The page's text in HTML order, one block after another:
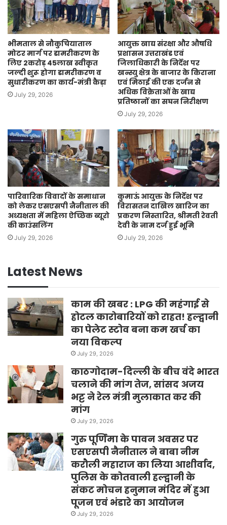
भीमताल से नौकुचियाताल
मोटर मार्ग पर डामरीकरण के
लिए 2करोड़ 45लाख स्वीकृत
जल्दी शुरू होगा डामरीकरण व
सुधारीकरण का कार्य-मंत्री कैड़ा
July 29, 2026
आयुक्त खाद्य संरक्षा और औषधि
प्रशासन उत्तराखंड एवं
जिलाधिकारी के निर्देश पर
खन्स्यु क्षेत्र के बाजार के किराना
एवं मिठाई की एक दर्जन से
अधिक विक्रेताओं के खाद्य
प्रतिष्ठानों का सघन निरीक्षण
July 29, 2026
पारिवारिक विवादों के समाधान
को लेकर एसएसपी नैनीताल की
अध्यक्षता में महिला ऐच्छिक ब्यूरो
की काउंसलिंग
July 29, 2026
कुमाऊं आयुक्त के निर्देश पर
विरासतन दाखिल खारिज का
प्रकरण निस्तारित, श्रीमती रेवती
देवी के नाम दर्ज हुई भूमि
July 29, 2026
Latest News
काम की खबर : LPG की महंगाई से
होटल कारोबारियों को राहत! हल्द्वानी
का पेलेट स्टोव बना कम खर्च का
नया विकल्प
July 29, 2026
काठगोदाम-दिल्ली के बीच वंदे भारत
चलाने की मांग तेज, सांसद अजय
भट्ट ने रेल मंत्री मुलाकात कर की
मांग
July 29, 2026
गुरु पूर्णिमा के पावन अवसर पर
एसएसपी नैनीताल ने बाबा नीम
करौली महाराज का लिया आशीर्वाद,
पुलिस के कोतवाली हल्द्वानी के
संकट मोचन हनुमान मंदिर में हुआ
पूजन एवं भंडारे का आयोजन
July 29, 2026